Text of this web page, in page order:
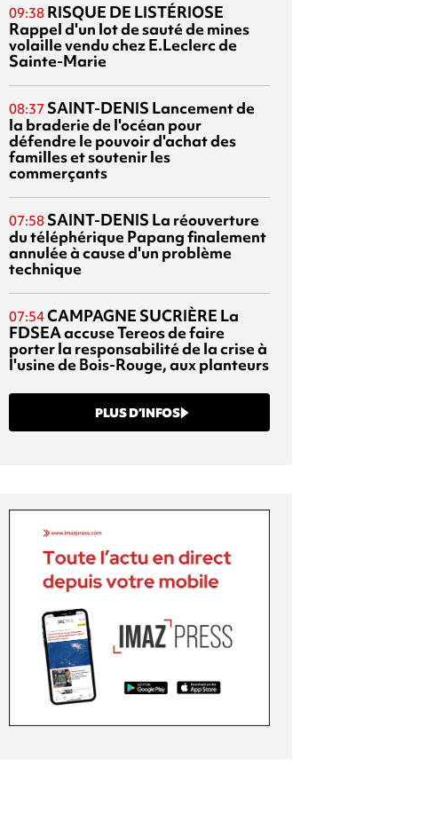
09:38 RISQUE DE LISTÉRIOSE
Rappel d'un lot de sauté de mines
volaille vendu chez E.Leclerc de
Sainte-Marie
08:37 SAINT-DENIS Lancement de
la braderie de l'océan pour
défendre le pouvoir d'achat des
familles et soutenir les
commerçants
07:58 SAINT-DENIS La réouverture
du téléphérique Papang finalement
annulée à cause d'un problème
technique
07:54CAMPAGNE SUCRIÈRE La
FDSEA accuse Tereos de faire
porter la responsabilité de la crise à
l'usine de Bois-Rouge, aux planteurs
PLUS D’INFOS